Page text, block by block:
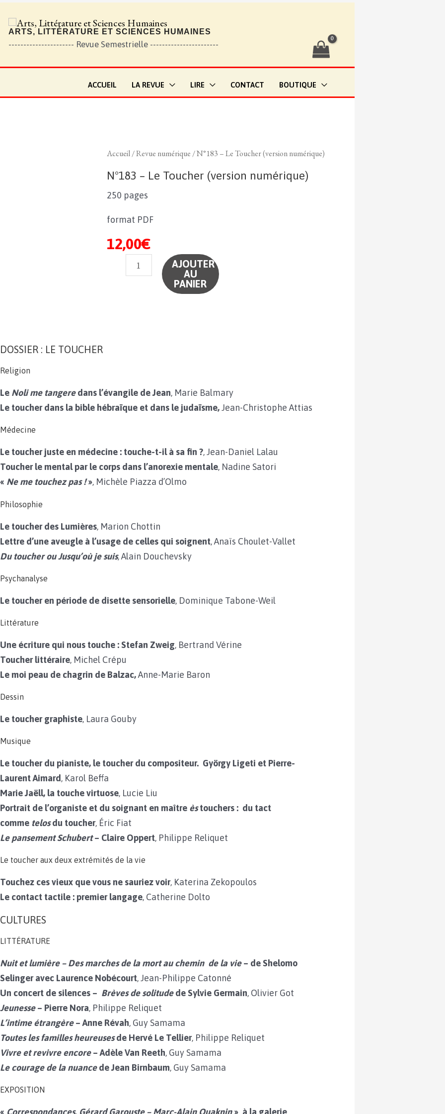
ARTS, LITTÉRATURE ET SCIENCES HUMAINES
---------------------- Revue Semestrielle -----------------------
ACCUEIL LA REVUE LIRE CONTACT BOUTIQUE
Accueil/Revue numérique / N°183 – Le Toucher (version numérique)
N°183 – Le Toucher (version numérique)
250 pages
format PDF
12,00€
quantité
AJOUTER
AU
PANIER
DOSSIER : LE TOUCHER
Religion
Le Noli me tangeredans l’évangile de Jean, Marie Balmary
Le toucher dans la bible hébraïque et dans le judaïsme,Jean-Christophe Attias
Médecine
Le toucher juste en médecine : touche-t-il à sa fin ?,Jean-Daniel Lalau
Toucher le mental par le corps dans l’anorexie mentale, Nadine Satori
« Ne me touchez pas !», Michèle Piazza d’Olmo
Philosophie
Le toucher des Lumières, Marion Chottin
Lettre d’une aveugle à l’usage de celles qui soignent, Anaïs Choulet-Vallet
Du toucher ou Jusqu’où je suis,Alain Douchevsky
Psychanalyse
Le toucher en période de disette sensorielle, Dominique Tabone-Weil
Littérature
Une écriture qui nous touche : Stefan Zweig, Bertrand Vérine
Toucher littéraire, Michel Crépu
Le moi peau de chagrin de Balzac,Anne-Marie Baron
Dessin
Le toucher graphiste, Laura Gouby
Musique
Le toucher du pianiste, le toucher du compositeur. György Ligeti et Pierre-
Laurent Aimard, Karol Beffa
Marie Jaëll, la touche virtuose, Lucie Liu
Portrait de l’organiste et du soignant en maître èstouchers : du tact
comme telosdu toucher, Éric Fiat
Le pansement Schubert– Claire Oppert, Philippe Reliquet
Le toucher aux deux extrémités de la vie
Touchez ces vieux que vous ne sauriez voir, Katerina Zekopoulos
Le contact tactile : premier langage, Catherine Dolto
CULTURES
LITTÉRATURE
Nuit et lumière – Des marches de la mort au chemin de la vie– de Shelomo
Selinger avec Laurence Nobécourt, Jean-Philippe Catonné
Un concert de silences – Brèves de solitudede Sylvie Germain, Olivier Got
Jeunesse– Pierre Nora, Philippe Reliquet
L’intime étrangère– Anne Révah, Guy Samama
Toutes les familles heureusesde Hervé Le Tellier, Philippe Reliquet
Vivre et revivre encore– Adèle Van Reeth, Guy Samama
Le courage de la nuancede Jean Birnbaum, Guy Samama
EXPOSITION
« Correspondances. Gérard Garouste – Marc-Alain Ouaknin» à la galerie